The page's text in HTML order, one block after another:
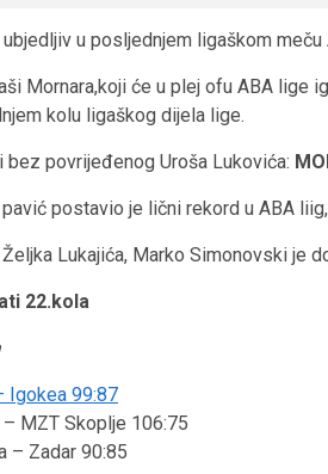
ubjedljiv u posljednjem ligaškom meču
Mornara,koji će u plej ofu ABA lige
kolu ligaškog dijela lige.
bez povrijeđenog Uroša Lukovića:
postavio je lični rekord u ABA
Lukajića, Marko Simonovski je
22.kola
Igokea 99:87
– MZT Skoplje 106:75
– Zadar 90:85